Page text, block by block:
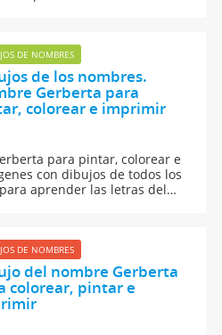
DE NOMBRES
de los nombres.
Gerberta para
colorear e imprimir
para pintar, colorear e
con dibujos de todos los
aprender las letras del
DE NOMBRES
del nombre Gerberta
colorear, pintar e